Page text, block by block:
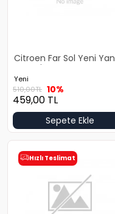
Citroen Far Sol Yeni Yan
Sanayi
Yeni
510,00TL 10%
459,00 TL
Sepete Ekle
Hızlı Teslimat